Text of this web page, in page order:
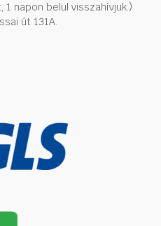
napon belül visszahívjuk.)
út 131A.